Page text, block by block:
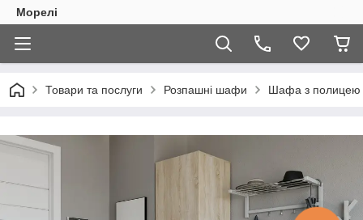
Морелі
Товари та послуги Розпашні шафи Шафа з полицею